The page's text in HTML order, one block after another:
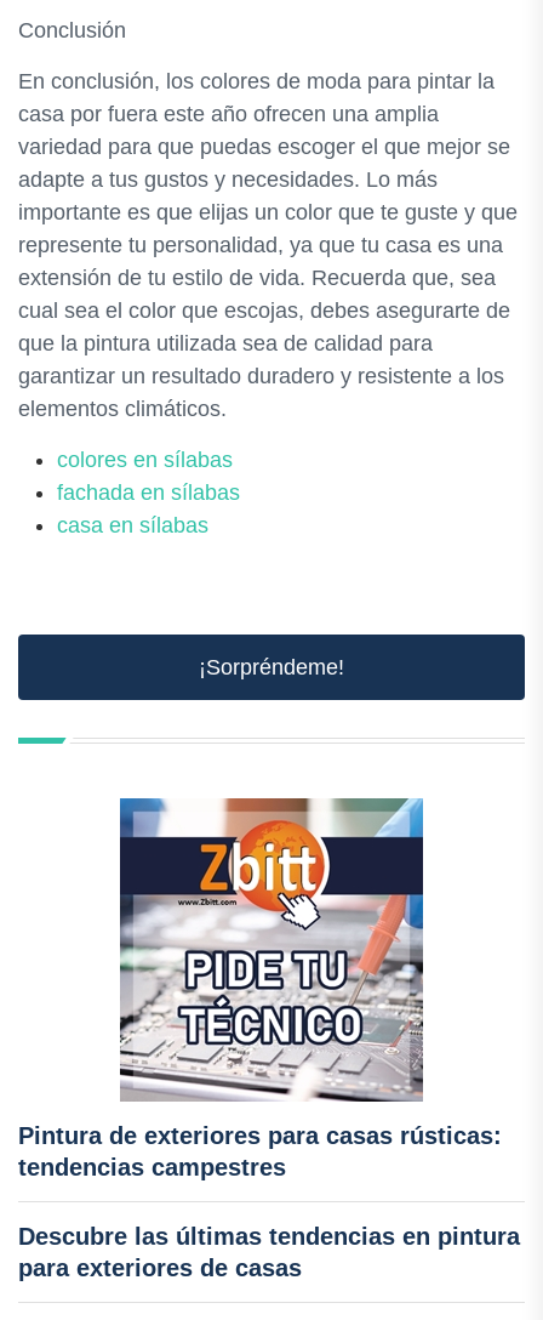
Conclusión
En conclusión, los colores de moda para pintar la
casa por fuera este año ofrecen una amplia
variedad para que puedas escoger el que mejor se
adapte a tus gustos y necesidades. Lo más
importante es que elijas un color que te guste y que
represente tu personalidad, ya que tu casa es una
extensión de tu estilo de vida. Recuerda que, sea
cual sea el color que escojas, debes asegurarte de
que la pintura utilizada sea de calidad para
garantizar un resultado duradero y resistente a los
elementos climáticos.
colores en sílabas
fachada en sílabas
casa en sílabas
¡Sorpréndeme!
Pintura de exteriores para casas rústicas:
tendencias campestres
Descubre las últimas tendencias en pintura
para exteriores de casas